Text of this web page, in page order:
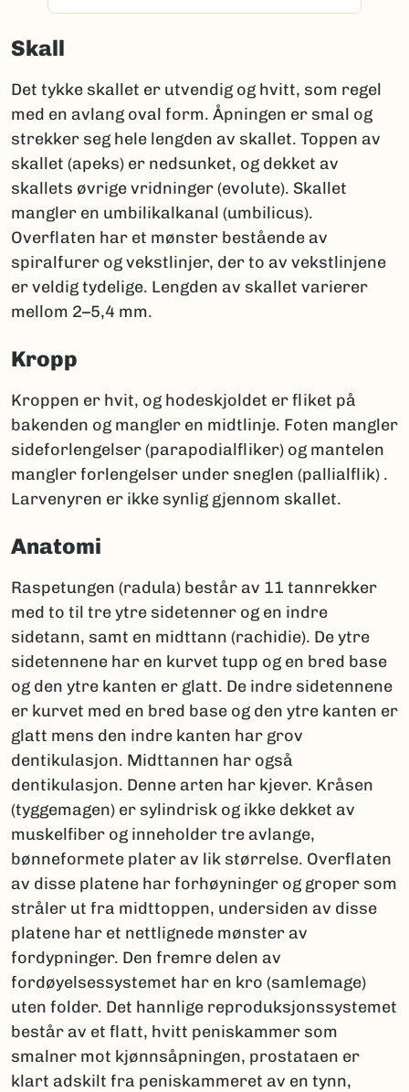
Skall
Det tykke skallet er utvendig og hvitt, som regel
med en avlang oval form. Åpningen er smal og
strekker seg hele lengden av skallet. Toppen av
skallet (apeks) er nedsunket, og dekket av
skallets øvrige vridninger (evolute). Skallet
mangler en umbilikalkanal (umbilicus).
Overflaten har et mønster bestående av
spiralfurer og vekstlinjer, der to av vekstlinjene
er veldig tydelige. Lengden av skallet varierer
mellom 2–5,4 mm.
Kropp
Kroppen er hvit, og hodeskjoldet er fliket på
bakenden og mangler en midtlinje. Foten mangler
sideforlengelser (parapodialfliker) og mantelen
mangler forlengelser under sneglen (pallialflik) .
Larvenyren er ikke synlig gjennom skallet.
Anatomi
Raspetungen (radula) består av 11 tannrekker
med to til tre ytre sidetenner og en indre
sidetann, samt en midttann (rachidie). De ytre
sidetennene har en kurvet tupp og en bred base
og den ytre kanten er glatt. De indre sidetennene
er kurvet med en bred base og den ytre kanten er
glatt mens den indre kanten har grov
dentikulasjon. Midttannen har også
dentikulasjon. Denne arten har kjever. Kråsen
(tyggemagen) er sylindrisk og ikke dekket av
muskelfiber og inneholder tre avlange,
bønneformete plater av lik størrelse. Overflaten
av disse platene har forhøyninger og groper som
stråler ut fra midttoppen, undersiden av disse
platene har et nettlignede mønster av
fordypninger. Den fremre delen av
fordøyelsessystemet har en kro (samlemage)
uten folder. Det hannlige reproduksjonssystemet
består av et flatt, hvitt peniskammer som
smalner mot kjønnsåpningen, prostataen er
klart adskilt fra peniskammeret av en tynn,